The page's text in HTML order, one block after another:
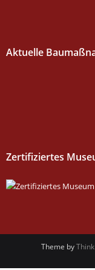
Aktuelle
Zertifiziertes
Theme by